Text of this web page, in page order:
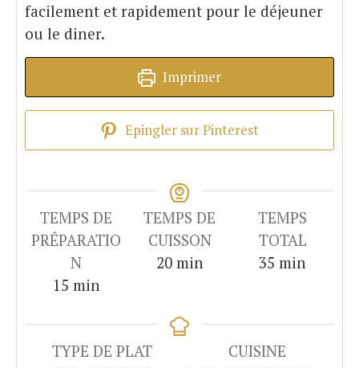
facilement et rapidement pour le déjeuner
ou le diner.
Imprimer
Epingler sur Pinterest
TEMPS DE
PRÉPARATIO
N
15minutes
min
TEMPS DE
CUISSON
20minutes
min
TEMPS
TOTAL
35 minutes
min
TYPE DE PLAT
CUISINE